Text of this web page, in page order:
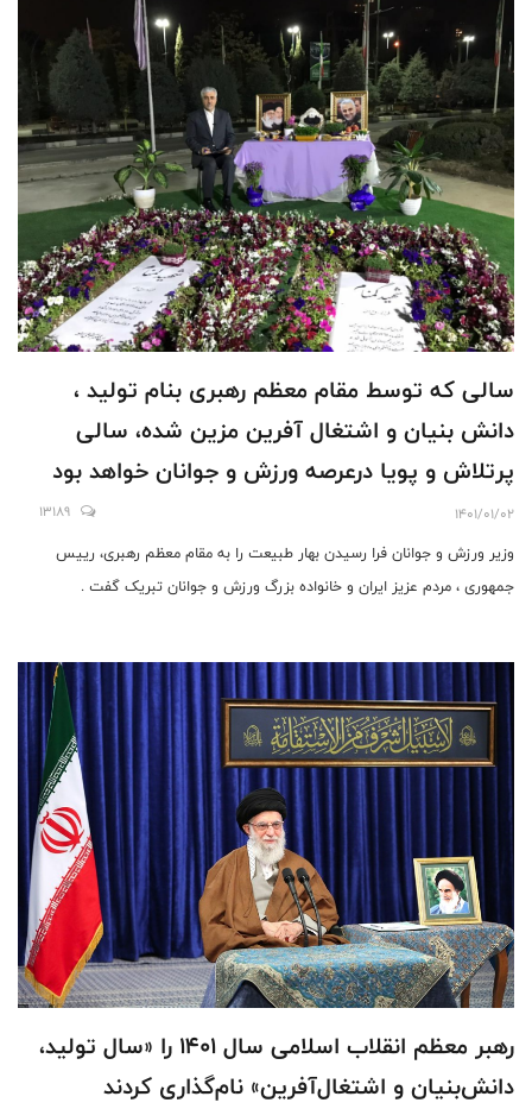
سالی که توسط مقام معظم رهبری بنام تولید ،
دانش بنیان و اشتغال آفرین مزین شده، سالی
پرتلاش و پویا درعرصه ورزش و جوانان خواهد بود
1401/01/02
13189
وزیر ورزش و جوانان فرا رسیدن بهار طبیعت را به مقام معظم رهبری، رییس
جمهوری ، مردم عزیز ایران و خانواده بزرگ ورزش و جوانان تبریک گفت .
رهبر معظم انقلاب اسلامی سال ۱۴۰۱ را «سال تولید،
دانش‌بنیان و اشتغال‌آفرین» نام‌گذاری کردند